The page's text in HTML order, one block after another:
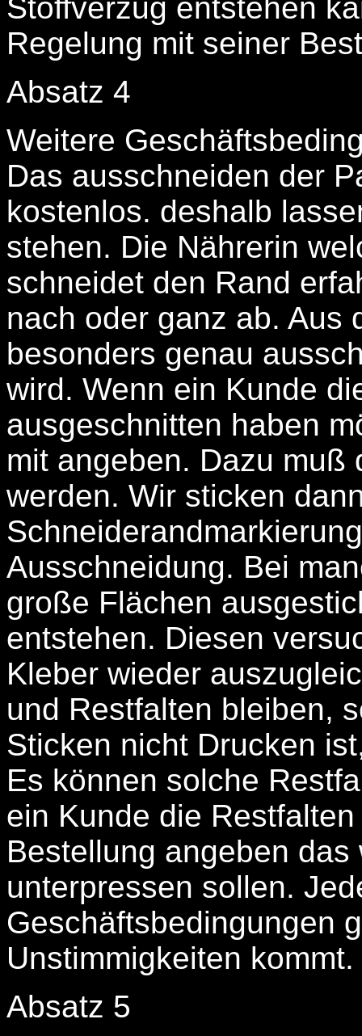
Stoffverzug entstehen
Regelung mit seiner
Absatz 4
Weitere
Das ausschneiden der
kostenlos. deshalb
stehen. Die Nährerin
schneidet den Rand
nach oder ganz ab. Aus
besonders genau
wird. Wenn ein Kunde
ausgeschnitten haben
mit angeben. Dazu muß
werden. Wir sticken
Ausschneidung. Bei
große Flächen
entstehen. Diesen
Kleber wieder
und Restfalten bleiben,
Sticken nicht Drucken
Es können solche
ein Kunde die
Bestellung angeben
unterpressen sollen.
Geschäftsbedingungen
Unstimmigkeiten kommt.
Absatz 5